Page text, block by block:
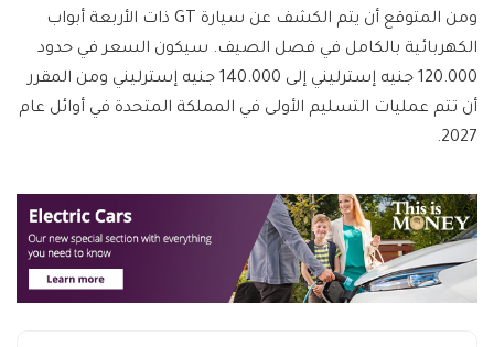
ومن المتوقع أن يتم الكشف عن سيارة GT ذات الأربعة أبواب
الكهربائية بالكامل في فصل الصيف. سيكون السعر في حدود
120.000 جنيه إسترليني إلى 140.000 جنيه إسترليني ومن المقرر
أن تتم عمليات التسليم الأولى في المملكة المتحدة في أوائل عام
2027.